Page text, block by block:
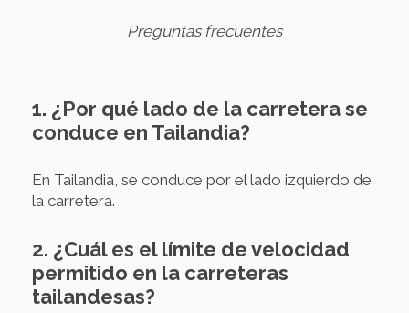
Preguntas frecuentes
1. ¿Por qué lado de la carretera se
conduce en Tailandia?
En Tailandia, se conduce por el lado izquierdo de
la carretera.
2. ¿Cuál es el límite de velocidad
permitido en la carreteras
tailandesas?